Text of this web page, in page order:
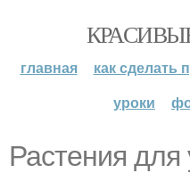
главная как сделать
уроки
Растения для